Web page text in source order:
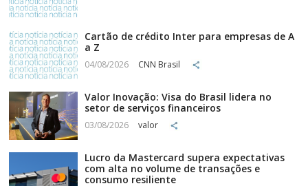
Cartão de crédito Inter para empresas de A
a Z
04/08/2026 CNN Brasil
Valor Inovação: Visa do Brasil lidera no
setor de serviços financeiros
03/08/2026 valor
Lucro da Mastercard supera expectativas
com alta no volume de transações e
consumo resiliente